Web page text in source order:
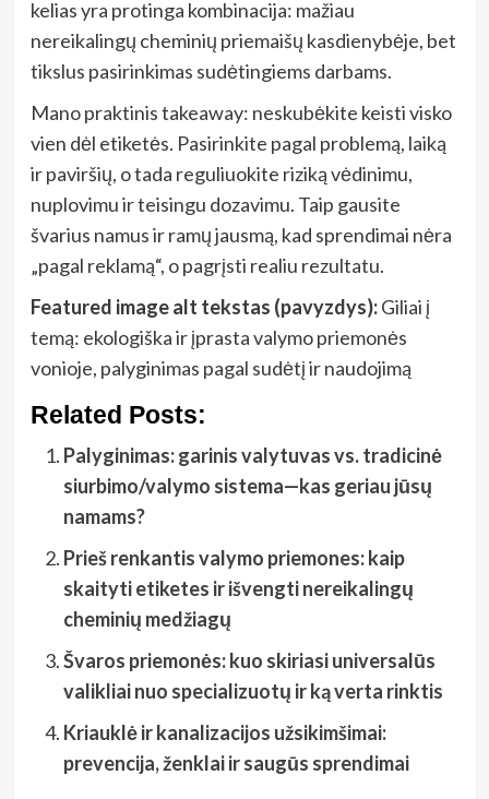
kelias yra protinga kombinacija: mažiau
nereikalingų cheminių priemaišų kasdienybėje, bet
tikslus pasirinkimas sudėtingiems darbams.
Mano praktinis takeaway: neskubėkite keisti visko
vien dėl etiketės. Pasirinkite pagal problemą, laiką
ir paviršių, o tada reguliuokite riziką vėdinimu,
nuplovimu ir teisingu dozavimu. Taip gausite
švarius namus ir ramų jausmą, kad sprendimai nėra
„pagal reklamą“, o pagrįsti realiu rezultatu.
Featured image alt tekstas (pavyzdys):Giliai į
temą: ekologiška ir įprasta valymo priemonės
vonioje, palyginimas pagal sudėtį ir naudojimą
Related Posts:
Palyginimas: garinis valytuvas vs. tradicinė
siurbimo/valymo sistema—kas geriau jūsų
namams?
Prieš renkantis valymo priemones: kaip
skaityti etiketes ir išvengti nereikalingų
cheminių medžiagų
Švaros priemonės: kuo skiriasi universalūs
valikliai nuo specializuotų ir ką verta rinktis
Kriauklė ir kanalizacijos užsikimšimai:
prevencija, ženklai ir saugūs sprendimai